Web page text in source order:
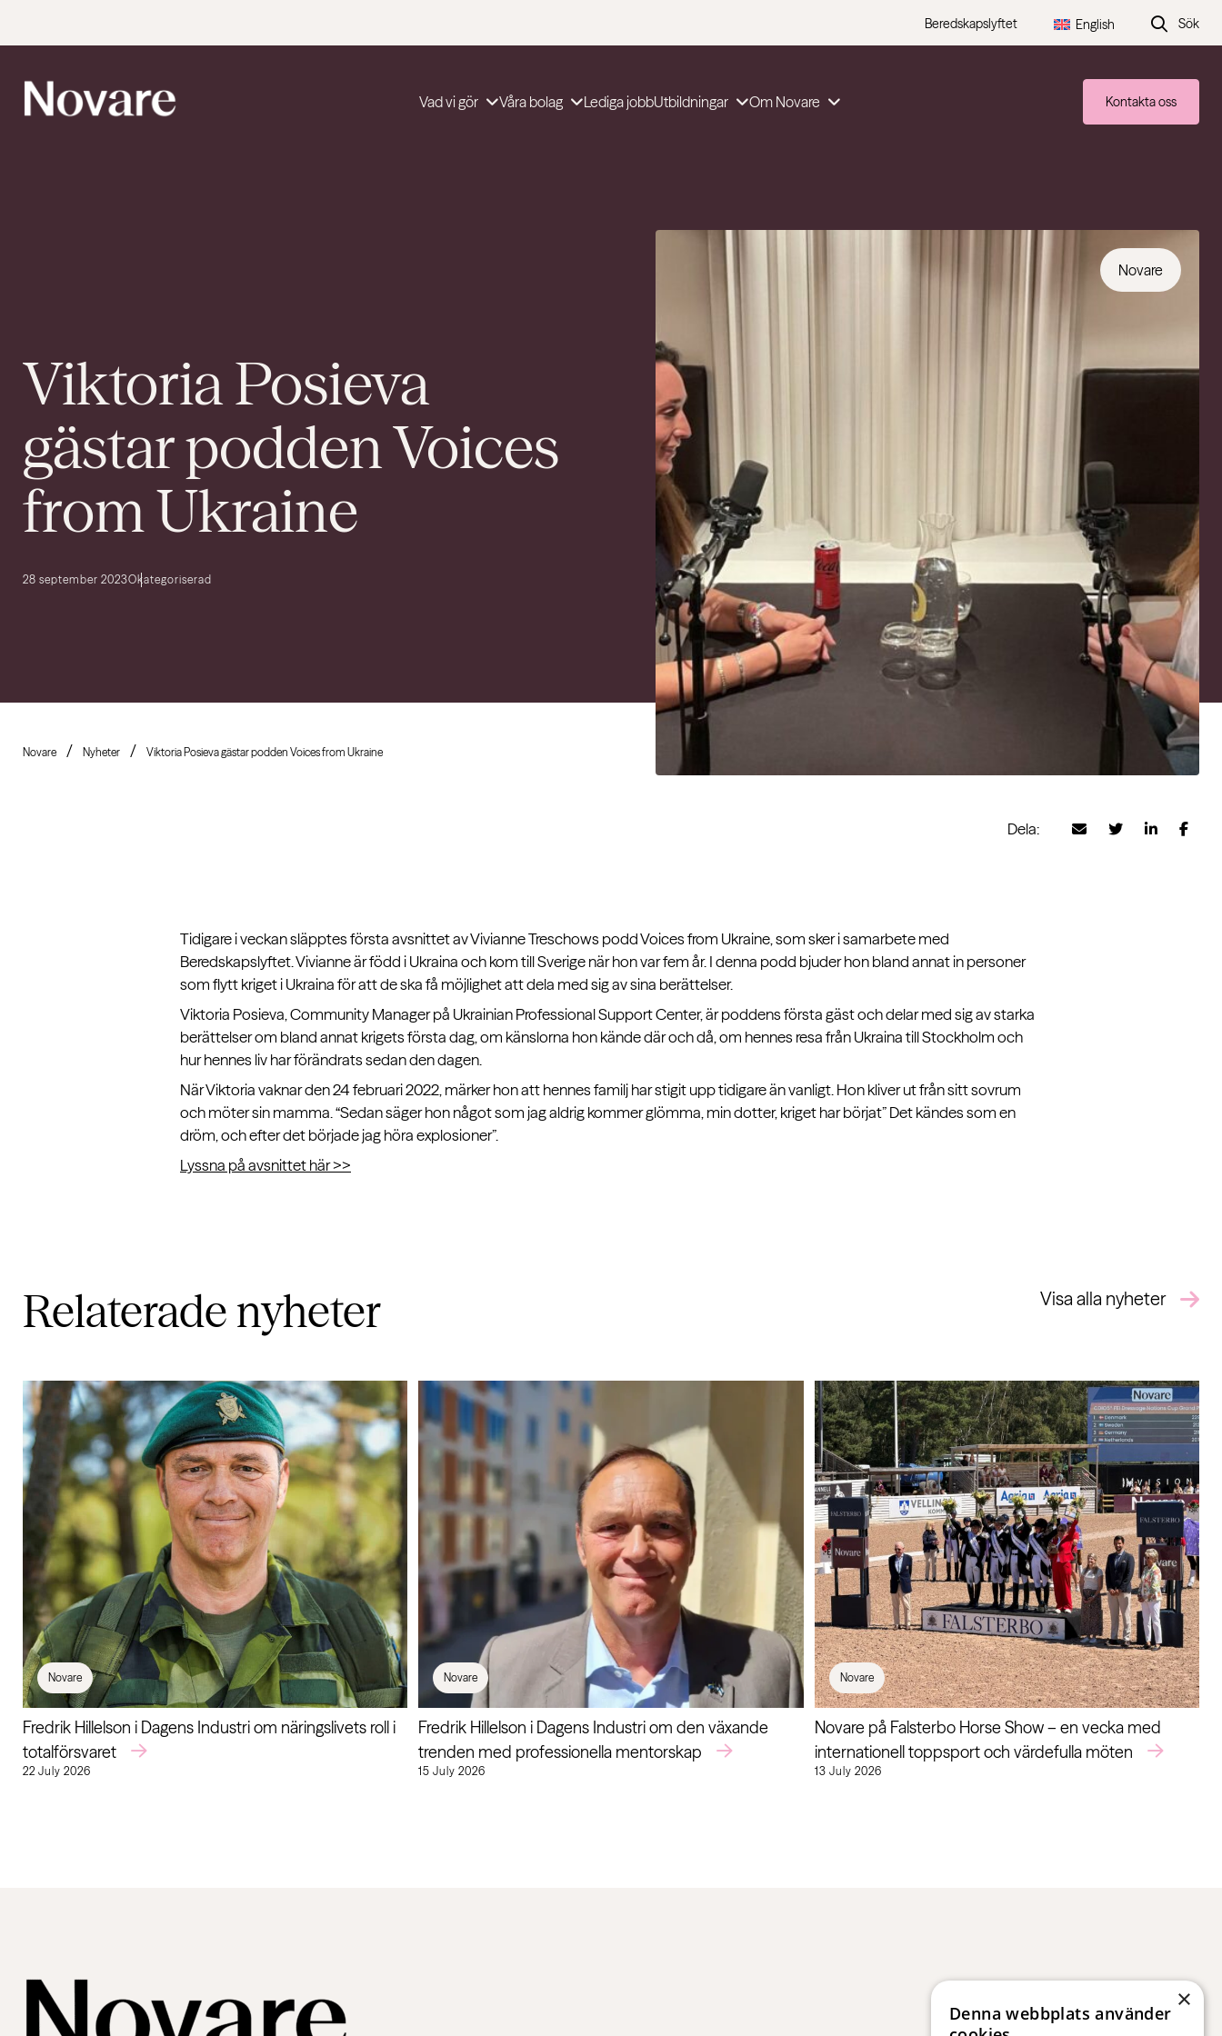
Beredskapslyftet English Sök
Vad vi gör Våra bolag Lediga jobbUtbildningar Om Novare Kontakta oss
Viktoria Posieva
gästar podden Voices
from Ukraine
28 september 2023Okategoriserad
Novare
Novare Nyheter Viktoria Posieva gästar podden Voices from Ukraine
Dela:
Tidigare i veckan släpptes första avsnittet av Vivianne Treschows podd Voices from Ukraine, som sker i samarbete med
Beredskapslyftet. Vivianne är född i Ukraina och kom till Sverige när hon var fem år. I denna podd bjuder hon bland annat in personer
som flytt kriget i Ukraina för att de ska få möjlighet att dela med sig av sina berättelser.
Viktoria Posieva, Community Manager på Ukrainian Professional Support Center, är poddens första gäst och delar med sig av starka
berättelser om bland annat krigets första dag, om känslorna hon kände där och då, om hennes resa från Ukraina till Stockholm och
hur hennes liv har förändrats sedan den dagen.
När Viktoria vaknar den 24 februari 2022, märker hon att hennes familj har stigit upp tidigare än vanligt. Hon kliver ut från sitt sovrum
och möter sin mamma. “Sedan säger hon något som jag aldrig kommer glömma, min dotter, kriget har börjat” Det kändes som en
dröm, och efter det började jag höra explosioner”.
Lyssna på avsnittet här >>
Relaterade nyheter Visa alla nyheter
Novare
Fredrik Hillelson i Dagens Industri om näringslivets roll i
totalförsvaret
22 July 2026
Novare
Fredrik Hillelson i Dagens Industri om den växande
trenden med professionella mentorskap
15 July 2026
Novare
Novare på Falsterbo Horse Show – en vecka med
internationell toppsport och värdefulla möten
13 July 2026
×
Denna webbplats använder